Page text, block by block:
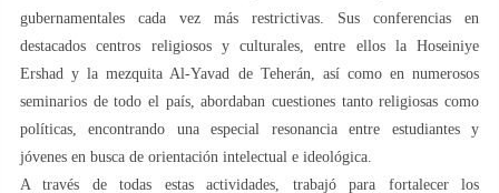
gubernamentales cada vez más restrictivas. Sus conferencias en
destacados centros religiosos y culturales, entre ellos la Hoseiniye
Ershad y la mezquita Al-Yavad de Teherán, así como en numerosos
seminarios de todo el país, abordaban cuestiones tanto religiosas como
políticas, encontrando una especial resonancia entre estudiantes y
jóvenes en busca de orientación intelectual e ideológica.
A través de todas estas actividades, trabajó para fortalecer los